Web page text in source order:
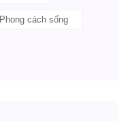
Phong cách sống